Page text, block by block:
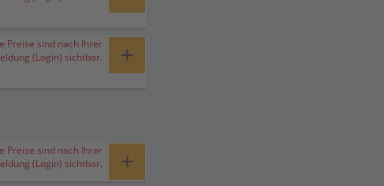
Preise sind nach Ihrer
(Login) sichtbar.
+
Preise sind nach Ihrer
(Login) sichtbar.
+